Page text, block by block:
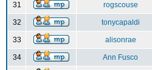
31 rogscouse
32 tonycapaldi
33 alisonrae
34 Ann Fusco